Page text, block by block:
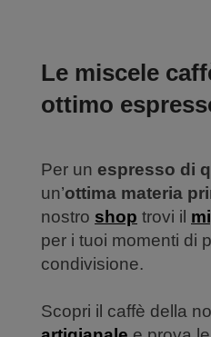
Le miscele
ottimo
Per un espresso di
un’ottima materia
nostro shop trovi il
per i tuoi momenti di
condivisione.
Scopri il caffè della